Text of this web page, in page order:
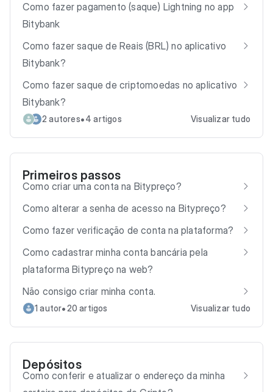
Como fazer pagamento (saque) Lightning no app
Bitybank
Como fazer saque de Reais (BRL) no aplicativo
Bitybank?
Como fazer saque de criptomoedas no aplicativo
Bitybank?
2 autores•4 artigos Visualizar tudo
Primeiros passos
Como criar uma conta na Bitypreço?
Como alterar a senha de acesso na Bitypreço?
Como fazer verificação de conta na plataforma?
Como cadastrar minha conta bancária pela
plataforma Bitypreço na web?
Não consigo criar minha conta.
1 autor•20 artigos Visualizar tudo
Depósitos
Como conferir e atualizar o endereço da minha